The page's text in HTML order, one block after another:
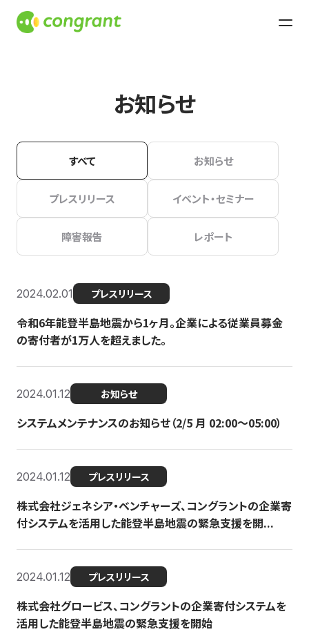
お知らせ
すべて お知らせ
プレスリリース イベント・セミナー
障害報告 レポート
2024.02.01 プレスリリース
令和6年能登半島地震から1ヶ月。企業による従業員募金
の寄付者が1万人を超えました。
2024.01.12 お知らせ
システムメンテナンスのお知らせ（2/5 月 02:00〜05:00）
2024.01.12 プレスリリース
株式会社ジェネシア・ベンチャーズ、コングラントの企業寄
付システムを活用した能登半島地震の緊急支援を開...
2024.01.12 プレスリリース
株式会社グロービス、コングラントの企業寄付システムを
活用した能登半島地震の緊急支援を開始